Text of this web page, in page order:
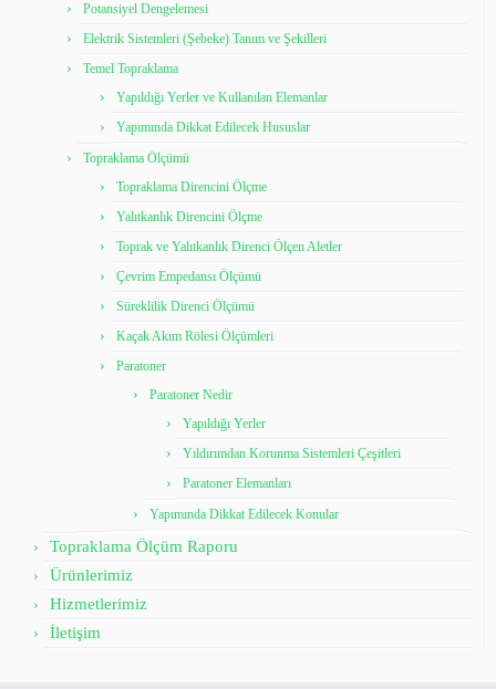
Potansiyel Dengelemesi
Elektrik Sistemleri (Şebeke) Tanım ve Şekilleri
Temel Topraklama
Yapıldığı Yerler ve Kullanılan Elemanlar
Yapımında Dikkat Edilecek Hususlar
Topraklama Ölçümü
Topraklama Direncini Ölçme
Yalıtkanlık Direncini Ölçme
Toprak ve Yalıtkanlık Direnci Ölçen Aletler
Çevrim Empedansı Ölçümü
Süreklilik Direnci Ölçümü
Kaçak Akım Rölesi Ölçümleri
Paratoner
Paratoner Nedir
Yapıldığı Yerler
Yıldırımdan Korunma Sistemleri Çeşitleri
Paratoner Elemanları
Yapımında Dikkat Edilecek Konular
Topraklama Ölçüm Raporu
Ürünlerimiz
Hizmetlerimiz
İletişim